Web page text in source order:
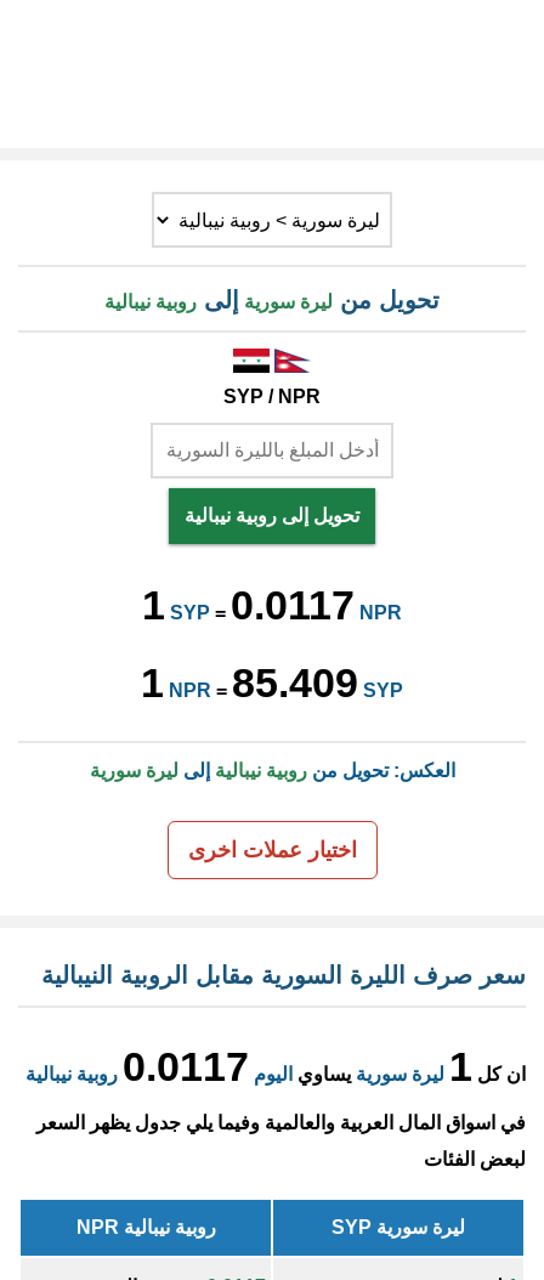
تحويل من ليرة سورية إلى روبية نيبالية
SYP / NPR
تحويل إلى روبية نيبالية
1 SYP = 0.0117 NPR
1 NPR = 85.409 SYP
العكس: تحويل منروبية نيبالية إلى ليرة سورية
اختيار عملات اخرى
سعر صرف الليرة السورية مقابل الروبية النيبالية
ان كل 1 ليرة سورية يساوي اليوم 0.0117 روبية نيبالية
في اسواق المال العربية والعالمية وفيما يلي جدول يظهر السعر
لبعض الفئات
ليرة سورية SYP روبية نيبالية NPR